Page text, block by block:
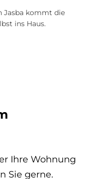
Jasba kommt die
ins Haus.
Ihre Wohnung
Sie gerne.